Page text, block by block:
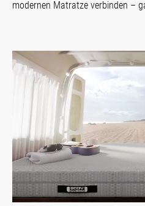
modernen Matratze verbinden –